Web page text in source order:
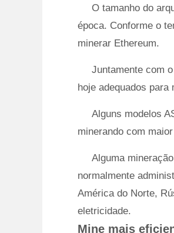
O tamanho do
época. Conforme o
minerar Ethereum.
Juntamente com
hoje adequados
Alguns modelos
minerando com
Alguma
normalmente
América do Norte,
eletricidade.
Mine mais